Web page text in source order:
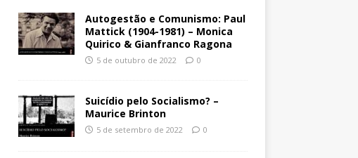
Autogestão e Comunismo: Paul
Mattick (1904-1981) – Monica
Quirico & Gianfranco Ragona
5 de outubro de 2022 0
Suicídio pelo Socialismo? –
Maurice Brinton
5 de setembro de 2022 0